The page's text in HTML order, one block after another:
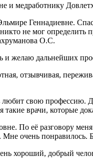
и медработнику
Геннадиевне.
не мог
О.С.
желаю дальнейших
отзывчивая,
любит свою
такие врачи,
По её разговору
Мне очень
хороший, добрый